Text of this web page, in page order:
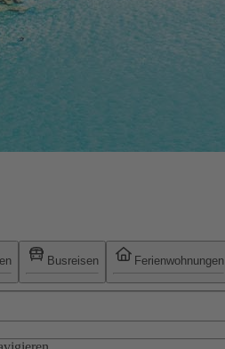
Busreisen Ferienwohnungen